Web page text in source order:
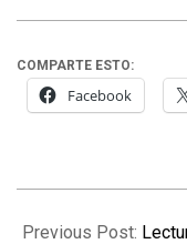
COMPARTE ESTO:
Facebook
06-
Previous Post: